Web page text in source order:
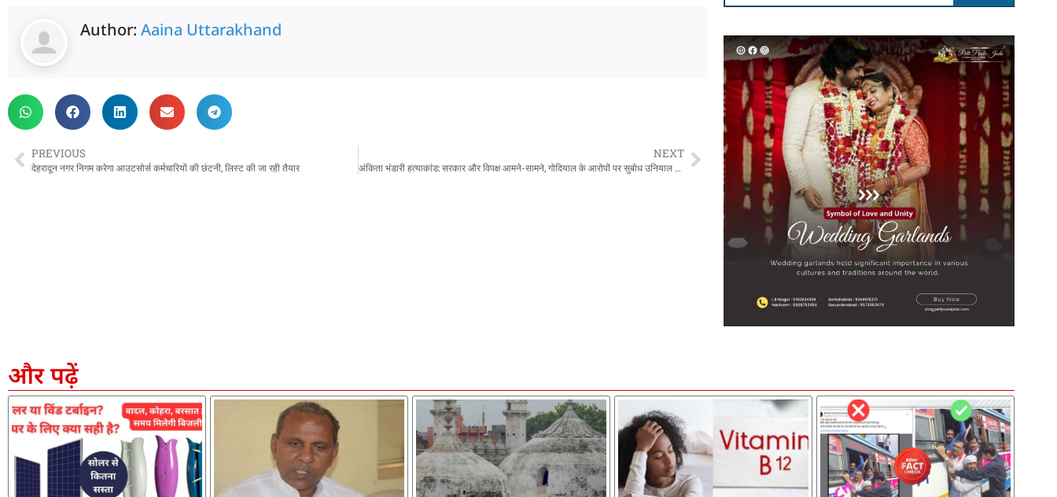
Author: Aaina Uttarakhand
PREVIOUS
देहरादून नगर निगम करेगा आउटसोर्स कर्मचारियों की छंटनी, लिस्ट की जा रही तैयार
NEXT
अंकिता भंडारी हत्याकांड: सरकार और विपक्ष आमने-सामने, गोदियाल के आरोपों पर सुबोध उनियाल का जवाब
और पढ़ें